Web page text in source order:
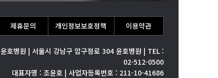
이용약관
개인정보보호정책
제휴문의
윤호병원 | 서울시 강남구 압구정로 304 윤호병원 | TEL :
02-512-0500
대표자명 : 조윤호 | 사업자등록번호 : 211-10-41686